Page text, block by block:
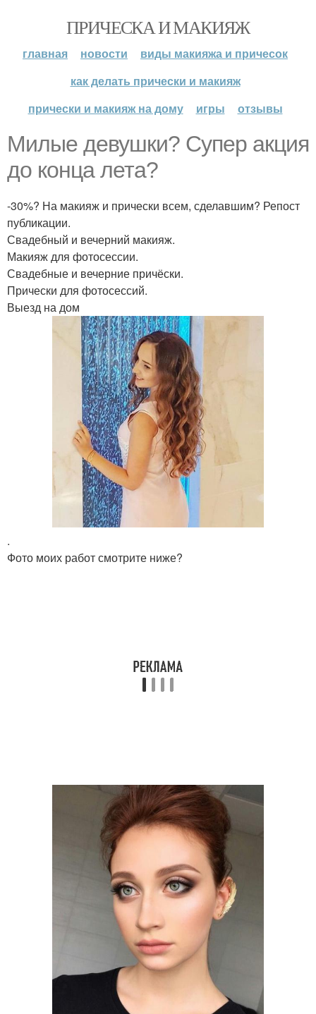
ПРИЧЕСКА И МАКИЯЖ
главная новости
виды макияжа и причесок
как делать прически и макияж
прически и макияж на дому
игры отзывы
Милые девушки? Супер акция
до конца лета?
-30%? На макияж и прически всем, сделавшим? Репост
публикации.
Свадебный и вечерний макияж.
Макияж для фотосессии.
Свадебные и вечерние причёски.
Прически для фотосессий.
Выезд на дом
.
Фото моих работ смотрите ниже?